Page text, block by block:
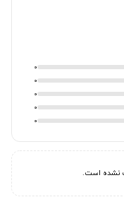
0
0
0
0
0
نشده است.